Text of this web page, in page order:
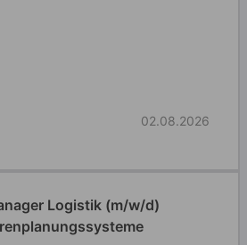
02.08.2026
Logistik (m/w/d)